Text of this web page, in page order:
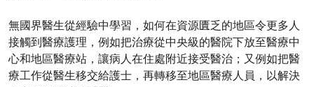
無國界醫生從經驗中學習，如何在資源匱乏的地區令更多人
接觸到醫療護理，例如把治療從中央級的醫院下放至醫療中
心和地區醫療站，讓病人在住處附近接受醫治；又例如把醫
療工作從醫生移交給護士，再轉移至地區醫療人員，以解決